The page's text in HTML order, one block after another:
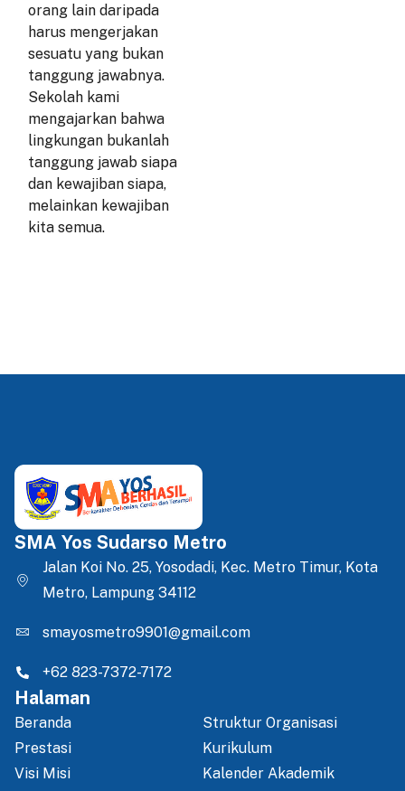
orang lain daripada
harus mengerjakan
sesuatu yang bukan
tanggung jawabnya.
Sekolah kami
mengajarkan bahwa
lingkungan bukanlah
tanggung jawab siapa
dan kewajiban siapa,
melainkan kewajiban
kita semua.
SMA Yos Sudarso Metro
Jalan Koi No. 25, Yosodadi, Kec. Metro Timur, Kota
Metro, Lampung 34112
smayosmetro9901@gmail.com
+62 823-7372-7172
Halaman
Beranda
Prestasi
Visi Misi
Struktur Organisasi
Kurikulum
Kalender Akademik